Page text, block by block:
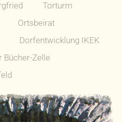
Torturm
Ortsbeirat
Dorfentwicklung IKEK
Bücher-Zelle